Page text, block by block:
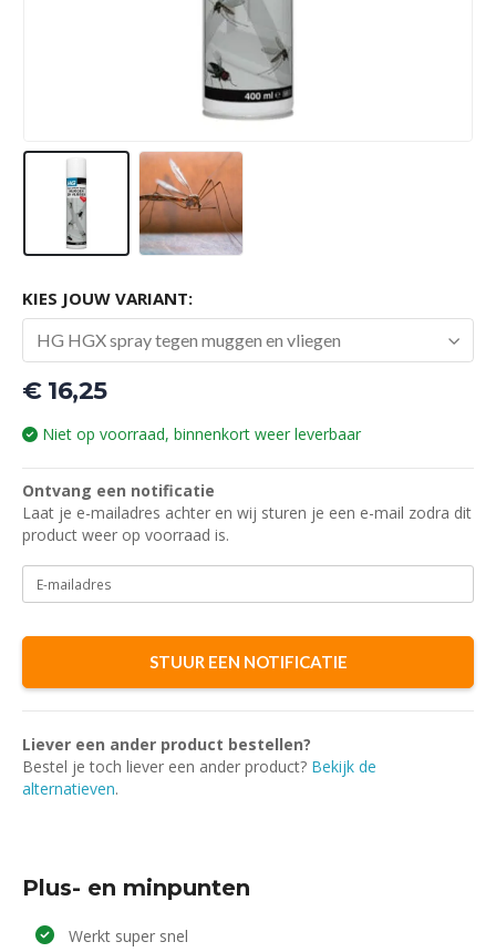
KIES JOUW VARIANT:
HG HGX spray tegen muggen en vliegen
€16,25
Niet op voorraad, binnenkort weer leverbaar
Ontvang een notificatie
Laat je e-mailadres achter en wij sturen je een e-mail zodra dit
product weer op voorraad is.
Liever een ander product bestellen?
Bestel je toch liever een ander product? Bekijk de
alternatieven.
Plus- en minpunten
Werkt super snel